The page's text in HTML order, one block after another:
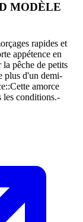
MODÈLE
rapides et
appétence en
la pêche de petits
plus d'un demi-
amorce
les conditions.-